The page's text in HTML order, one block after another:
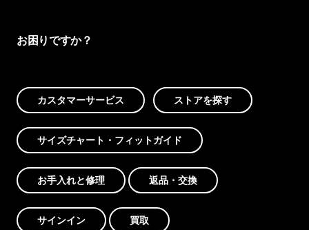
お困りですか？
カスタマーサービス ストアを探す
サイズチャート・フィットガイド
お手入れと修理 返品・交換
サインイン 買取